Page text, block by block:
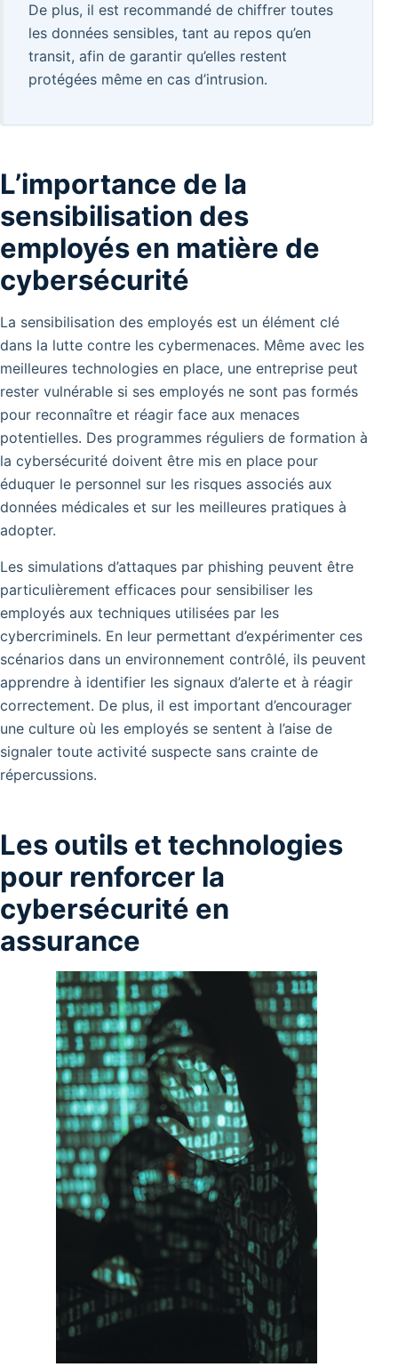
De plus, il est recommandé de chiffrer toutes
les données sensibles, tant au repos qu’en
transit, afin de garantir qu’elles restent
protégées même en cas d’intrusion.
L’importance de la
sensibilisation des
employés en matière de
cybersécurité
La sensibilisation des employés est un élément clé
dans la lutte contre les cybermenaces. Même avec les
meilleures technologies en place, une entreprise peut
rester vulnérable si ses employés ne sont pas formés
pour reconnaître et réagir face aux menaces
potentielles. Des programmes réguliers de formation à
la cybersécurité doivent être mis en place pour
éduquer le personnel sur les risques associés aux
données médicales et sur les meilleures pratiques à
adopter.
Les simulations d’attaques par phishing peuvent être
particulièrement efficaces pour sensibiliser les
employés aux techniques utilisées par les
cybercriminels. En leur permettant d’expérimenter ces
scénarios dans un environnement contrôlé, ils peuvent
apprendre à identifier les signaux d’alerte et à réagir
correctement. De plus, il est important d’encourager
une culture où les employés se sentent à l’aise de
signaler toute activité suspecte sans crainte de
répercussions.
Les outils et technologies
pour renforcer la
cybersécurité en
assurance